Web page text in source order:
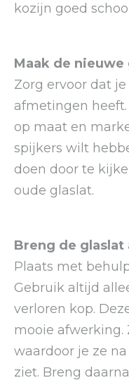
kozijn goed
Maak de nieuwe
Zorg ervoor dat
afmetingen
op maat en
spijkers wilt
doen door te
oude glaslat.
Breng de glaslat
Plaats met
Gebruik altijd
verloren kop.
mooie afwerking.
waardoor je ze
ziet. Breng